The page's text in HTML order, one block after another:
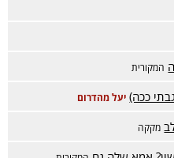
המקורית
ככה) יעל מהדרום
מקקה